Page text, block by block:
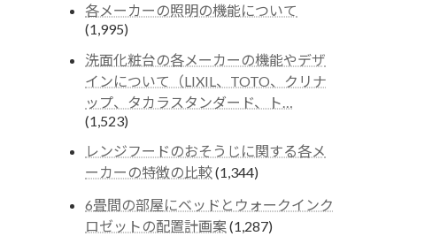
各メーカーの照明の機能について
(1,995)
洗面化粧台の各メーカーの機能やデザ
インについて（LIXIL、TOTO、クリナ
ップ、タカラスタンダード、ト…
(1,523)
レンジフードのおそうじに関する各メ
ーカーの特徴の比較(1,344)
6畳間の部屋にベッドとウォークインク
ロゼットの配置計画案(1,287)